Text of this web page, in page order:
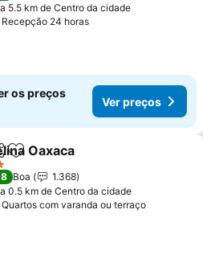
a 5.5 km de Centro da cidade
Recepção 24 horas
os preços
Ver preços
Adicionar aos favoritos
Oaxaca
Boa
1.368
a 0.5 km de Centro da cidade
Quartos com varanda ou terraço